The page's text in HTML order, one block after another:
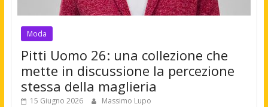
Moda
Pitti Uomo 26: una collezione che
mette in discussione la percezione
stessa della maglieria
15 Giugno 2026 Massimo Lupo